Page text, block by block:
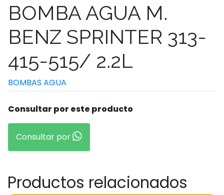
BOMBA AGUA M.
BENZ SPRINTER 313-
415-515/ 2.2L
BOMBAS AGUA
Consultar por este producto
Consultar por
Productos relacionados